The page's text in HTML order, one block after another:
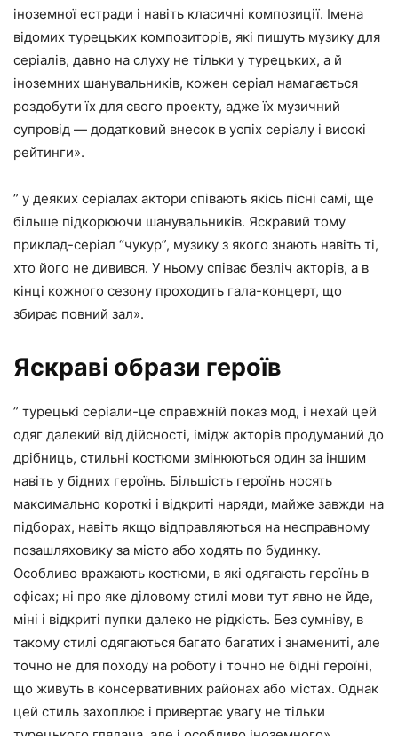
іноземної естради і навіть класичні композиції. Імена
відомих турецьких композиторів, які пишуть музику для
серіалів, давно на слуху не тільки у турецьких, а й
іноземних шанувальників, кожен серіал намагається
роздобути їх для свого проекту, адже їх музичний
супровід — додатковий внесок в успіх серіалу і високі
рейтинги».
” у деяких серіалах актори співають якісь пісні самі, ще
більше підкорюючи шанувальників. Яскравий тому
приклад-серіал “чукур”, музику з якого знають навіть ті,
хто його не дивився. У ньому співає безліч акторів, а в
кінці кожного сезону проходить гала-концерт, що
збирає повний зал».
Яскраві образи героїв
” турецькі серіали-це справжній показ мод, і нехай цей
одяг далекий від дійсності, імідж акторів продуманий до
дрібниць, стильні костюми змінюються один за іншим
навіть у бідних героїнь. Більшість героїнь носять
максимально короткі і відкриті наряди, майже завжди на
підборах, навіть якщо відправляються на несправному
позашляховику за місто або ходять по будинку.
Особливо вражають костюми, в які одягають героїнь в
офісах; ні про яке діловому стилі мови тут явно не йде,
міні і відкриті пупки далеко не рідкість. Без сумніву, в
такому стилі одягаються багато багатих і знамениті, але
точно не для походу на роботу і точно не бідні героїні,
що живуть в консервативних районах або містах. Однак
цей стиль захоплює і привертає увагу не тільки